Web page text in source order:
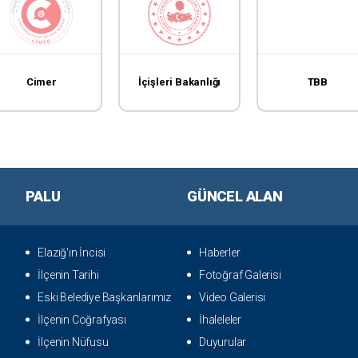
Cimer İçişleri Bakanlığı TBB
PALU
Elazığ'ın İncisi
İlçenin Tarihi
Eski Belediye Başkanlarımız
İlçenin Coğrafyası
İlçenin Nüfusu
GÜNCEL ALAN
Haberler
Fotoğraf Galerisi
Video Galerisi
İhaleleler
Duyurular